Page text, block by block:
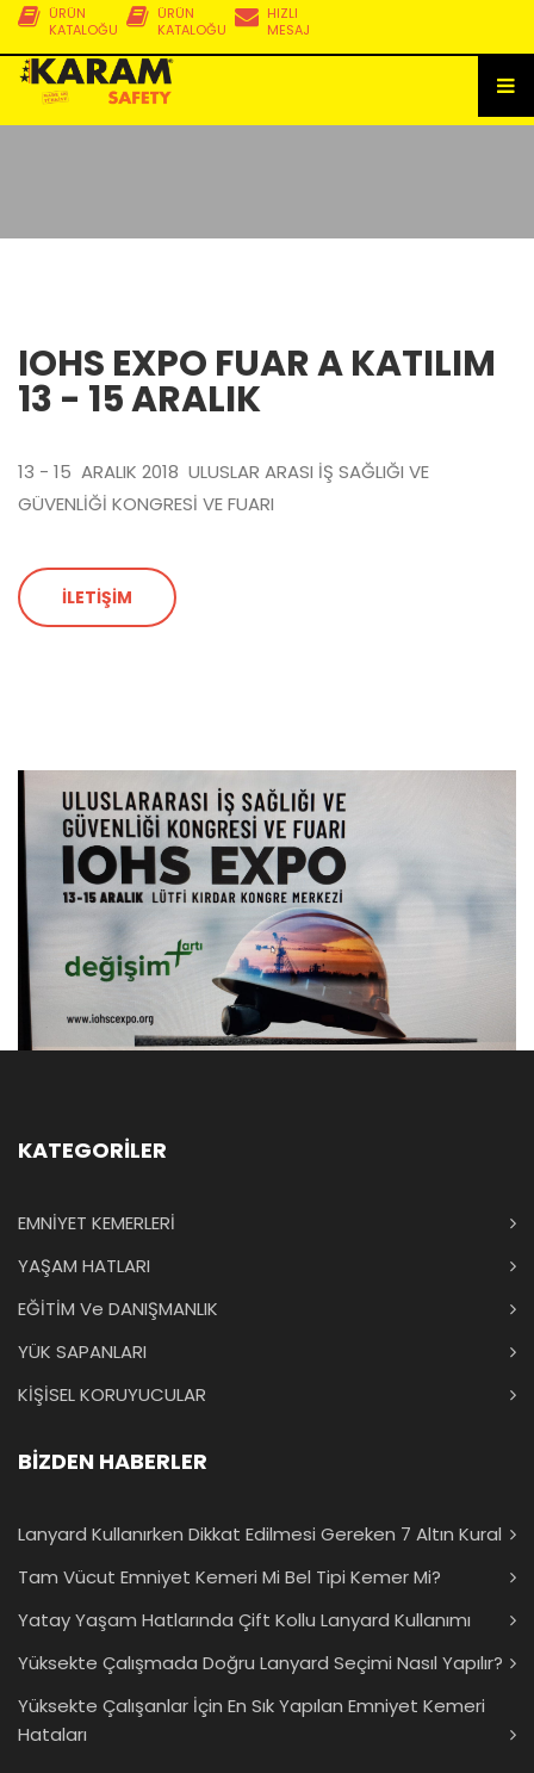
HIZLI
MESAJ
ÜRÜN
KATALOĞU
ÜRÜN
KATALOĞU
IOHS EXPO FUAR A KATILIM
13 - 15 ARALIK
13 - 15 ARALIK 2018 ULUSLAR ARASI İŞ SAĞLIĞI VE
GÜVENLİĞİ KONGRESİ VE FUARI
İLETİŞİM
KATEGORİLER
EMNİYET KEMERLERİ
YAŞAM HATLARI
EĞİTİM Ve DANIŞMANLIK
YÜK SAPANLARI
KİŞİSEL KORUYUCULAR
BİZDEN HABERLER
Lanyard Kullanırken Dikkat Edilmesi Gereken 7 Altın Kural
Tam Vücut Emniyet Kemeri Mi Bel Tipi Kemer Mi?
Yatay Yaşam Hatlarında Çift Kollu Lanyard Kullanımı
Yüksekte Çalışmada Doğru Lanyard Seçimi Nasıl Yapılır?
Yüksekte Çalışanlar İçin En Sık Yapılan Emniyet Kemeri
Hataları